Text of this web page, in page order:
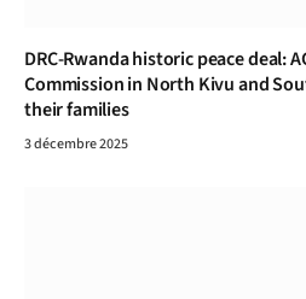
DRC-Rwanda historic peace deal:
Commission in North Kivu and
their families
3 décembre 2025